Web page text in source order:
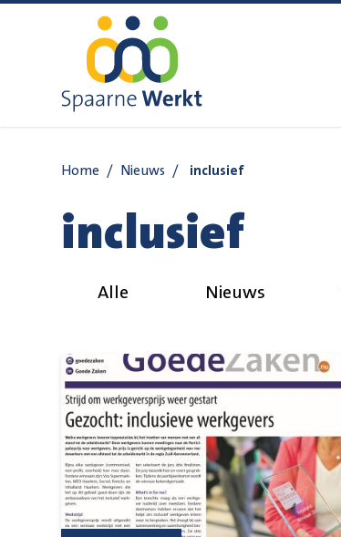
Navigatie overslaan
Home / Nieuws / inclusief
inclusief
Alle Nieuws